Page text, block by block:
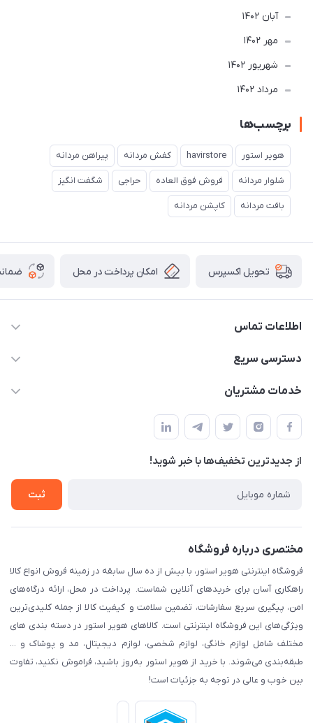
آبان 1402
مهر 1402
شهریور 1402
مرداد 1402
برچسب‌ها
هویر استور havirstore کفش مردانه پیراهن مردانه
شلوار مردانه فروش فوق العاده حراجی شگفت انگیز
بافت مردانه کاپشن مردانه
تحویل اکسپرس امکان پرداخت در محل
اطلاعات تماس
05191001370
دسترسی سریع
حساب کاربری
لیست محصولات
درباره ما
خدمات مشتریان
پیگیری سفارش
قوانین و مقرارت
حریم خصوصی
راهنما
از جدید‌ترین تخفیف‌ها با‌ خبر شوید!
ثبت
مختصری درباره فروشگاه
فروشگاه اینترنتی هویر استور، با بیش از ده سال سابقه در زمینه فروش انواع کالا
راهکاری آسان برای خریدهای آنلاین شماست. پرداخت در محل، ارائه درگاه‌های
امن، پیگیری سریع سفارشات، تضمین سلامت و کیفیت کالا از جمله کلیدی‌ترین
ویژگی‌های این فروشگاه اینترنتی است. کالاهای هویر استور در دسته بندی های
مختلف شامل لوازم خانگی، لوازم شخصی، لوازم دیجیتال، مد و پوشاک و ...
طبقه‌بندی می‌شوند. با خرید از هویر استور به‌روز باشید، فراموش نکنید، تفاوت
بین خوب و عالی در توجه به جزئیات است!